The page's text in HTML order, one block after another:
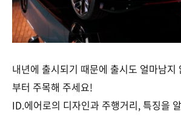
내년에 출시되기 때문에 출시도 얼마남지
부터 주목해 주세요!
ID.에어로의 디자인과 주행거리, 특징을